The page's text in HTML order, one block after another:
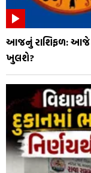
આજનું રાશિફળ: આજે
ખુલશે?